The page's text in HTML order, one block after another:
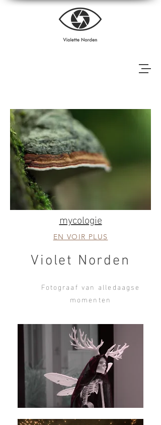
mycologie
EN VOIR PLUS
Violet Norden
Fotograaf van alledaagse
momenten